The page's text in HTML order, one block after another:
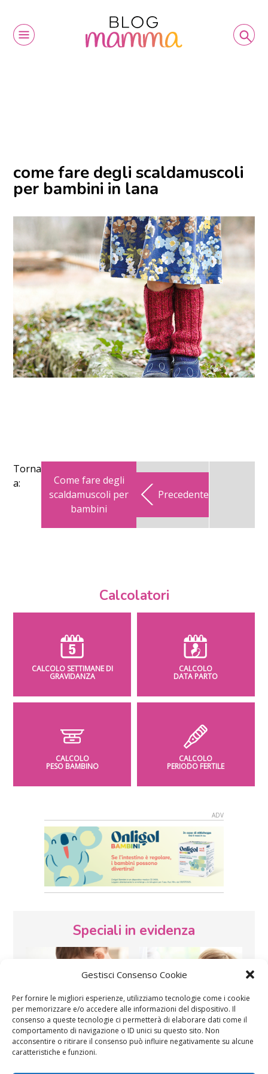
Gestisci Consenso Cookie
Per fornire le migliori esperienze, utilizziamo tecnologie come i cookie
per memorizzare e/o accedere alle informazioni del dispositivo. Il
consenso a queste tecnologie ci permetterà di elaborare dati come il
comportamento di navigazione o ID unici su questo sito. Non
acconsentire o ritirare il consenso può influire negativamente su alcune
caratteristiche e funzioni.
come fare degli scaldamuscoli
per bambini in lana
Torna
a:
Come fare degli
scaldamuscoli per
bambini
Precedente
Calcolatori
CALCOLO SETTIMANE DI
GRAVIDANZA
CALCOLO
DATA PARTO
CALCOLO
PESO BAMBINO
CALCOLO
PERIODO FERTILE
Speciali in evidenza
Vaccini SOS Pediatra